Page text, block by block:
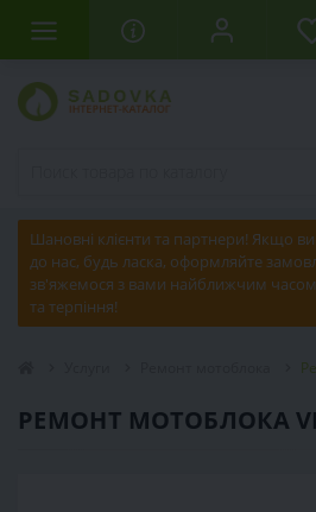
Шановні клієнти та партнери! Якщо
до нас, будь ласка, оформляйте
зв'яжемося з вами найближчим
та терпіння!
РЕМОНТ МОТОБЛОКА